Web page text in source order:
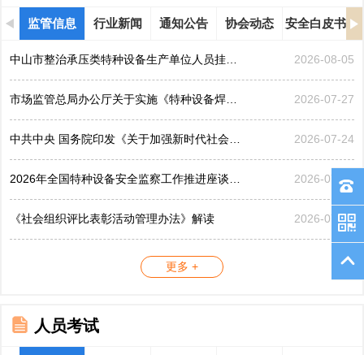
监管信息 行业新闻 通知公告 协会动态 安全白皮书
中山市整治承压类特种设备生产单位人员挂靠、临时凑岗、... 2026-08-05
市场监管总局办公厅关于实施《特种设备焊接操作人员考核... 2026-07-27
中共中央 国务院印发《关于加强新时代社会工作的意见》 2026-07-24
2026年全国特种设备安全监察工作推进座谈会在黑龙江哈... 2026-07-21
《社会组织评比表彰活动管理办法》解读 2026-07-17
更多 +
人员考试